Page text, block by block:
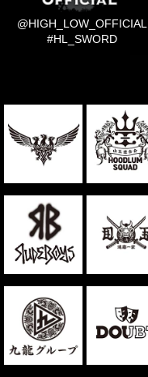
@HIGH_LOW_OFFICIAL
#HL_SWORD